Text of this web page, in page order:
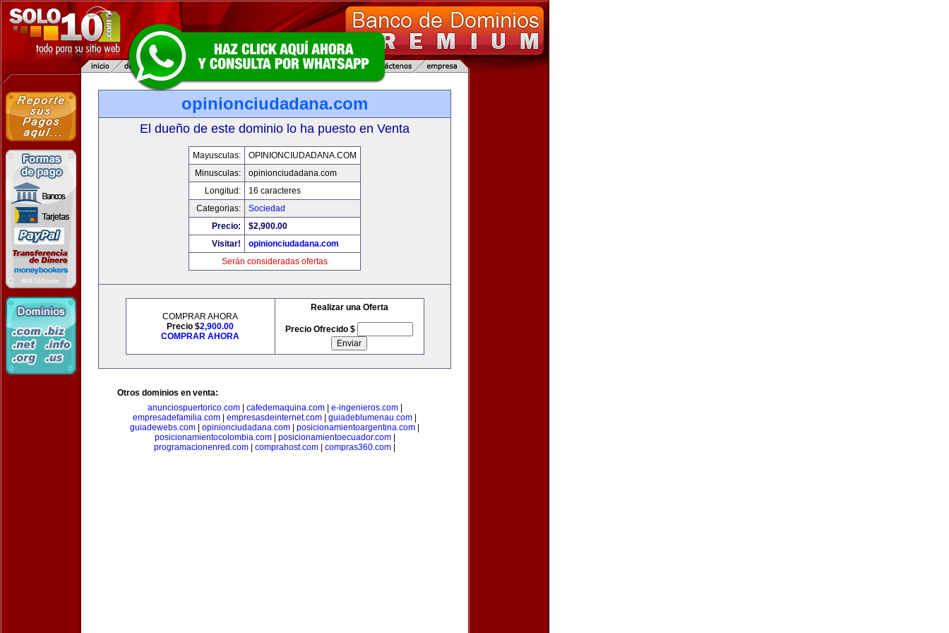
opinionciudadana.com
El dueño de este dominio lo ha puesto en Venta
Mayusculas:
OPINIONCIUDADANA.COM
Minusculas:
opinionciudadana.com
Longitud:
16 caracteres
Categorias:
Sociedad
Precio:
$2,900.00
Visitar!
opinionciudadana.com
Serán consideradas ofertas
COMPRAR AHORA
Precio $2,900.00
COMPRAR AHORA
Realizar una Oferta
Precio Ofrecido $
Otros dominios en venta:
anunciospuertorico.com| cafedemaquina.com| e-ingenieros.com|
empresadefamilia.com
empresasdeinternet.com guiadeblumenau.com
guiadewebs.com
opinionciudadana.com posicionamientoargentina.com
posicionamientocolombia.com| posicionamientoecuador.com|
programacionenred.com
comprahost.com compras360.com